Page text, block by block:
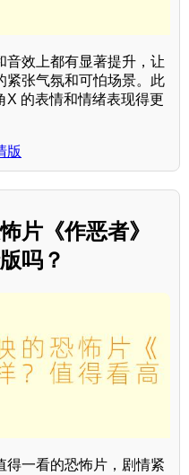
音效上都有显著提升，让
紧张气氛和可怕场景。此
X 的表情和情绪表现得更
版
片《作恶者》
吗？
得一看的恐怖片，剧情紧